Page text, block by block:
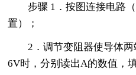
步骤 1．按图连接电路
置）；
2．调节变阻器使导体两
6V时，分别读出A的数值，